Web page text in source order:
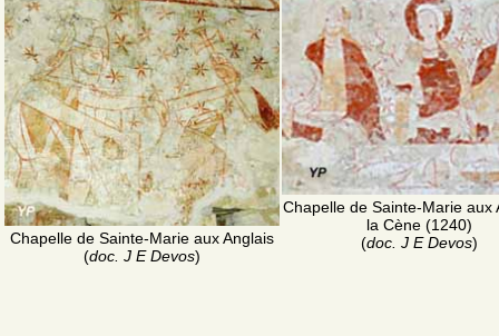
Chapelle de Sainte-Marie aux Anglais
(doc. J E Devos)
Chapelle de Sainte-Marie aux
la Cène (1240)
(doc. J E Devos)